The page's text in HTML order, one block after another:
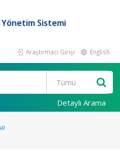
Sistemi
Araştırmacı Girişi English
Detaylı Arama